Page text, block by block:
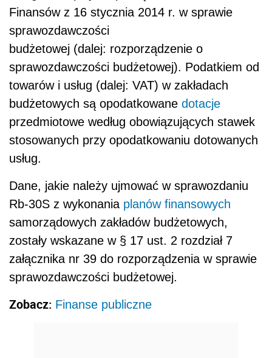
Finansów z 16 stycznia 2014 r. w sprawie
sprawozdawczości
budżetowej (dalej: rozporządzenie o
sprawozdawczości budżetowej). Podatkiem od
towarów i usług (dalej: VAT) w zakładach
budżetowych są opodatkowane dotacje
przedmiotowe według obowiązujących stawek
stosowanych przy opodatkowaniu dotowanych
usług.
Dane, jakie należy ujmować w sprawozdaniu
Rb-30S z wykonania planów finansowych
samorządowych zakładów budżetowych,
zostały wskazane w § 17 ust. 2 rozdział 7
załącznika nr 39 do rozporządzenia w sprawie
sprawozdawczości budżetowej.
Zobacz: Finanse publiczne